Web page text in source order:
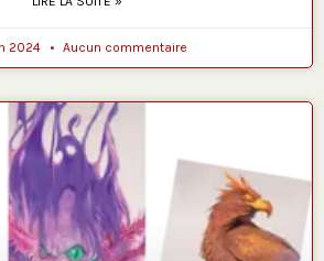
2024 Aucun commentaire